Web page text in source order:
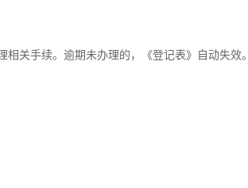
关手续。逾期未办理的，《登记表》自动失效。